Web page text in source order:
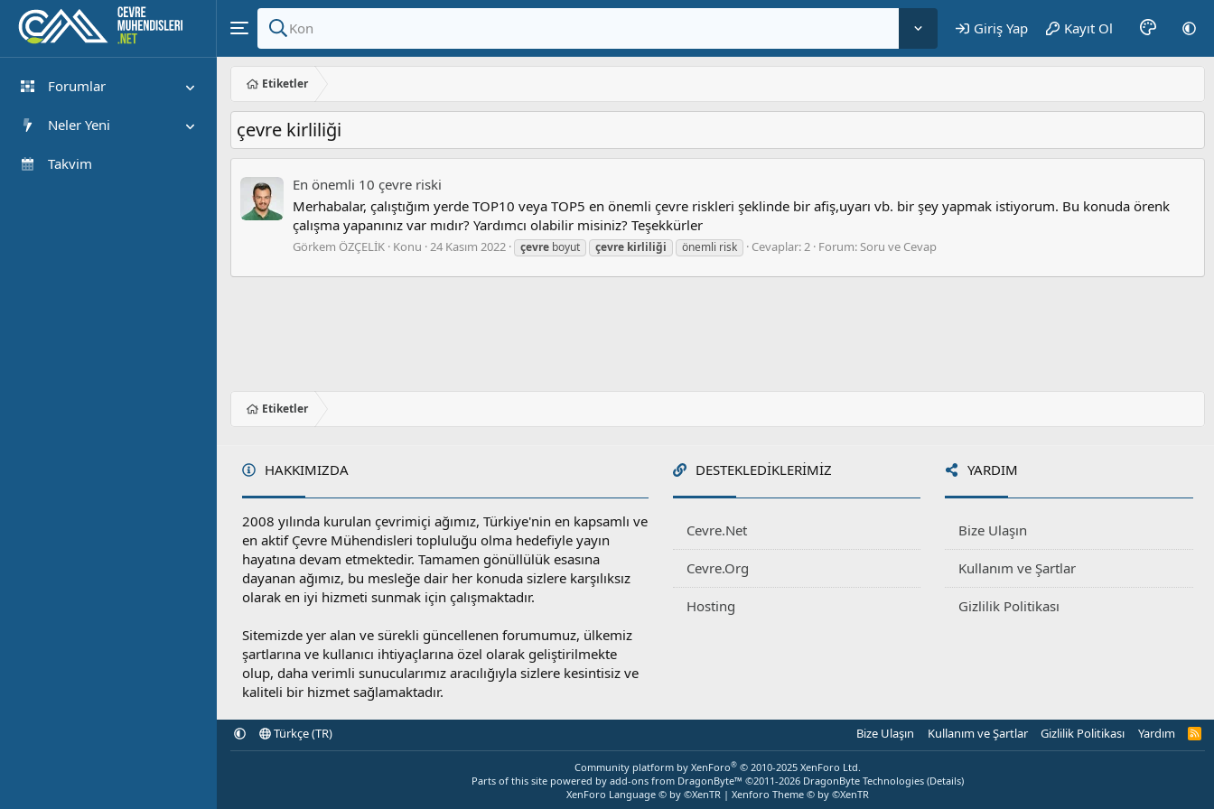
Forumlar
Yeni Mesajlar
Neler Yeni
Öne çıkan içerik
Takvim
Giriş Yap Kayıt Ol
Etiketler
çevre kirliliği
En önemli 10 çevre riski
Merhabalar, çalıştığım yerde TOP10 veya TOP5 en önemli çevre riskleri şeklinde bir afiş,uyarı vb. bir şey yapmak istiyorum. Bu konuda örenk
çalışma yapanınız var mıdır? Yardımcı olabilir misiniz? Teşekkürler
Görkem ÖZÇELİK Konu 24 Kasım 2022 çevre boyut çevre kirliliği önemli risk Cevaplar: 2 Forum:Soru ve Cevap
Etiketler
HAKKIMIZDA
2008 yılında kurulan çevrimiçi ağımız, Türkiye'nin en kapsamlı ve
en aktif Çevre Mühendisleri topluluğu olma hedefiyle yayın
hayatına devam etmektedir. Tamamen gönüllülük esasına
dayanan ağımız, bu mesleğe dair her konuda sizlere karşılıksız
olarak en iyi hizmeti sunmak için çalışmaktadır.
Sitemizde yer alan ve sürekli güncellenen forumumuz, ülkemiz
şartlarına ve kullanıcı ihtiyaçlarına özel olarak geliştirilmekte
olup, daha verimli sunucularımız aracılığıyla sizlere kesintisiz ve
kaliteli bir hizmet sağlamaktadır.
DESTEKLEDIKLERIMIZ
Cevre.Net
Cevre.Org
Hosting
YARDIM
Bize Ulaşın
Kullanım ve Şartlar
Gizlilik Politikası
Türkçe (TR) Bize Ulaşın Kullanım ve Şartlar Gizlilik Politikası Yardım
R
Community platform by XenForo® © 2010-2025 XenForo Ltd.
Parts of this site powered by add-ons from DragonByte™ ©2011-2026 DragonByte Technologies (Details)
XenForo Language © by ©XenTR | Xenforo Theme © by ©XenTR